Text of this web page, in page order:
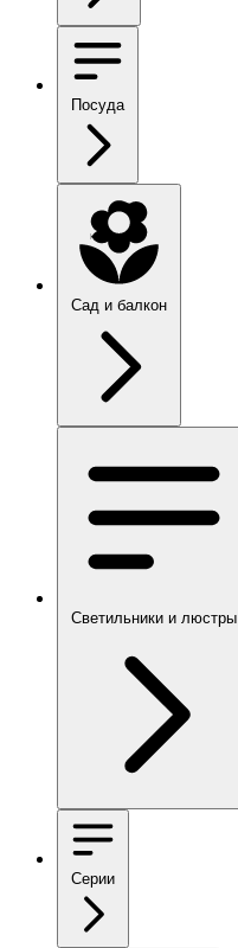
Посуда
Сад и балкон
Светильники и люстры
Серии